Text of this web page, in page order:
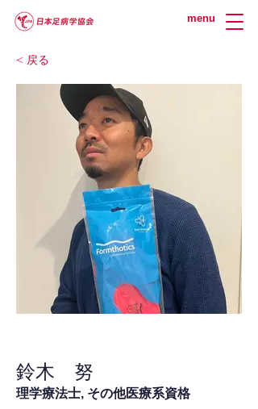
menu
< 戻る
鈴木 努
理学療法士, その他医療系資格